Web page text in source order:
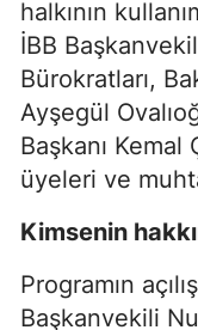
halkının
İBB
Bürokratları,
Ayşegül
Başkanı
üyeleri ve
Kimsenin
Programın
Başkanvekili